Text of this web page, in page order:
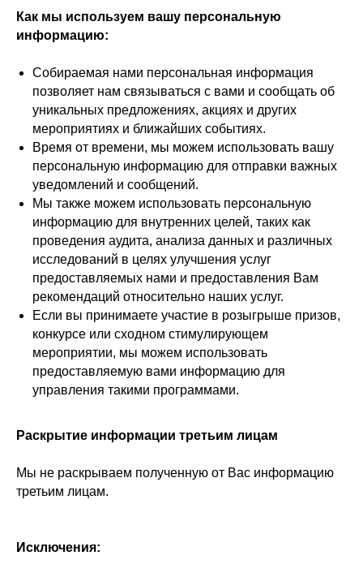
Как мы используем вашу персональную
информацию:
Собираемая нами персональная информация
позволяет нам связываться с вами и сообщать об
уникальных предложениях, акциях и других
мероприятиях и ближайших событиях.
Время от времени, мы можем использовать вашу
персональную информацию для отправки важных
уведомлений и сообщений.
Мы также можем использовать персональную
информацию для внутренних целей, таких как
проведения аудита, анализа данных и различных
исследований в целях улучшения услуг
предоставляемых нами и предоставления Вам
рекомендаций относительно наших услуг.
Если вы принимаете участие в розыгрыше призов,
конкурсе или сходном стимулирующем
мероприятии, мы можем использовать
предоставляемую вами информацию для
управления такими программами.
Раскрытие информации третьим лицам
Мы не раскрываем полученную от Вас информацию
третьим лицам.
Исключения: